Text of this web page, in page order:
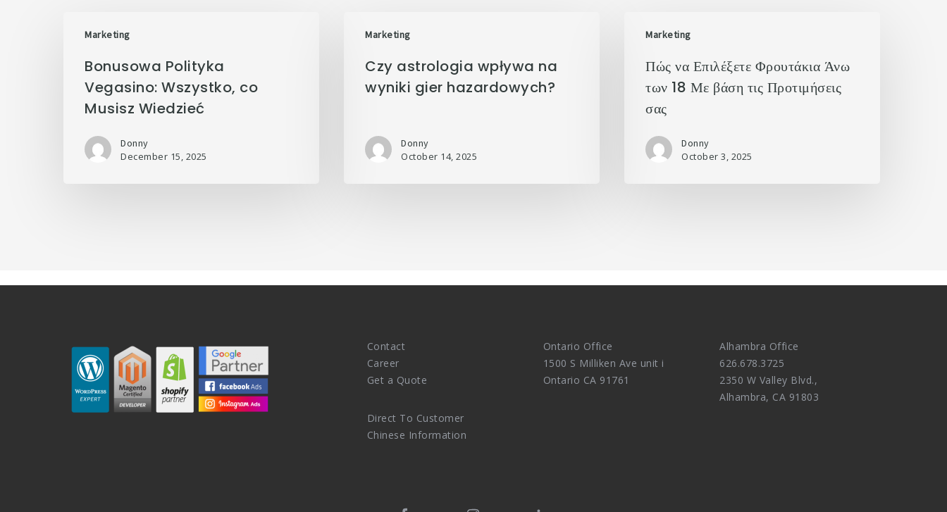
Marketing
Bonusowa Polityka
Vegasino: Wszystko, co
Musisz Wiedzieć
Donny
December 15, 2025
Marketing
Czy astrologia wpływa na
wyniki gier hazardowych?
Donny
October 14, 2025
Marketing
Πώς να Επιλέξετε Φρουτάκια Άνω
των 18 Με βάση τις Προτιμήσεις
σας
Donny
October 3, 2025
Contact
Career
Get a Quote
Direct To Customer
Chinese Information
Ontario Office
1500 S Milliken Ave unit i
Ontario CA 91761
Alhambra Office
626.678.3725
2350 W Valley Blvd.,
Alhambra, CA 91803